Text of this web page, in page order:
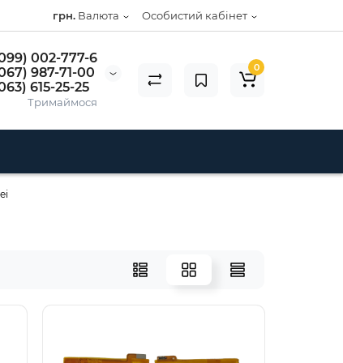
Особистий кабінет
грн. Валюта
002-777-6
987-71-00
615-25-25
Тримаймося
0